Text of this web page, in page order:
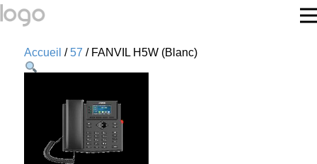
Accueil / 57 / FANVIL H5W (Blanc)